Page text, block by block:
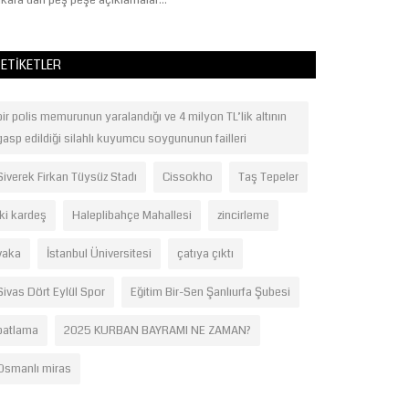
ETIKETLER
polis memurunun yaralandığı ve 4 milyon TL’lik altının
edildiği silahlı kuyumcu soygununun failleri
Firkan Tüysüz Stadı Cissokho Taş Tepeler
kardeş Haleplibahçe Mahallesi zincirleme
İstanbul Üniversitesi çatıya çıktı
Dört Eylül Spor Eğitim Bir-Sen Şanlıurfa Şubesi
2025 KURBAN BAYRAMI NE ZAMAN?
miras